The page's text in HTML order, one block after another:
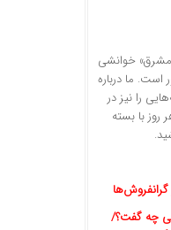
خوانشی
است. ما درباره
را نیز در
روز با بسته